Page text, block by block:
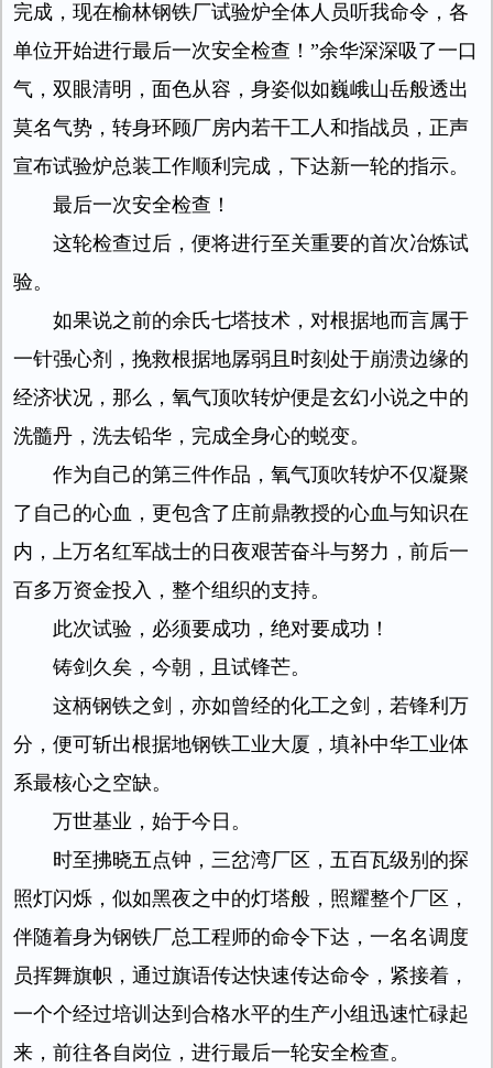
完成，现在榆林钢铁厂试验炉全体人员听我命令，各
单位开始进行最后一次安全检查！”余华深深吸了一口
气，双眼清明，面色从容，身姿似如巍峨山岳般透出
莫名气势，转身环顾厂房内若干工人和指战员，正声
宣布试验炉总装工作顺利完成，下达新一轮的指示。
最后一次安全检查！
这轮检查过后，便将进行至关重要的首次冶炼试
验。
如果说之前的余氏七塔技术，对根据地而言属于
一针强心剂，挽救根据地孱弱且时刻处于崩溃边缘的
经济状况，那么，氧气顶吹转炉便是玄幻小说之中的
洗髓丹，洗去铅华，完成全身心的蜕变。
作为自己的第三件作品，氧气顶吹转炉不仅凝聚
了自己的心血，更包含了庄前鼎教授的心血与知识在
内，上万名红军战士的日夜艰苦奋斗与努力，前后一
百多万资金投入，整个组织的支持。
此次试验，必须要成功，绝对要成功！
铸剑久矣，今朝，且试锋芒。
这柄钢铁之剑，亦如曾经的化工之剑，若锋利万
分，便可斩出根据地钢铁工业大厦，填补中华工业体
系最核心之空缺。
万世基业，始于今日。
时至拂晓五点钟，三岔湾厂区，五百瓦级别的探
照灯闪烁，似如黑夜之中的灯塔般，照耀整个厂区，
伴随着身为钢铁厂总工程师的命令下达，一名名调度
员挥舞旗帜，通过旗语传达快速传达命令，紧接着，
一个个经过培训达到合格水平的生产小组迅速忙碌起
来，前往各自岗位，进行最后一轮安全检查。